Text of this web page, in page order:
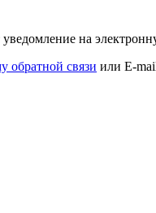
на
обратной связи или E-